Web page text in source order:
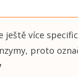
ještě více
proto